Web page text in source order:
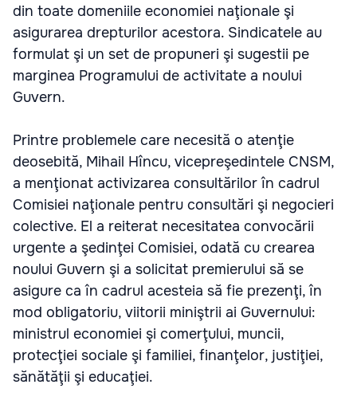
din toate domeniile economiei naţionale şi
asigurarea drepturilor acestora. Sindicatele au
formulat şi un set de propuneri şi sugestii pe
marginea Programului de activitate a noului
Guvern.
Printre problemele care necesită o atenţie
deosebită, Mihail Hîncu, vicepreşedintele CNSM,
a menţionat activizarea consultărilor în cadrul
Comisiei naţionale pentru consultări şi negocieri
colective. El a reiterat necesitatea convocării
urgente a şedinţei Comisiei, odată cu crearea
noului Guvern şi a solicitat premierului să se
asigure ca în cadrul acesteia să fie prezenţi, în
mod obligatoriu, viitorii miniştrii ai Guvernului:
ministrul economiei şi comerţului, muncii,
protecţiei sociale şi familiei, finanţelor, justiţiei,
sănătăţii şi educaţiei.